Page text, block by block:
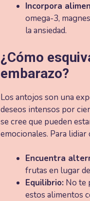
Incorpora
omega-3,
la ansiedad.
¿Cómo
embarazo?
Los antojos son una
deseos intensos por
se cree que pueden
emocionales. Para
Encuentra
frutas en lugar
Equilibrio: No te
estos alimentos